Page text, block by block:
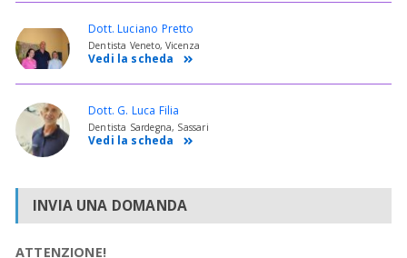
Dott. Luciano Pretto
Dentista Veneto, Vicenza
Vedi la scheda
Dott. G. Luca Filia
Dentista Sardegna, Sassari
Vedi la scheda
INVIA UNA DOMANDA
ATTENZIONE!